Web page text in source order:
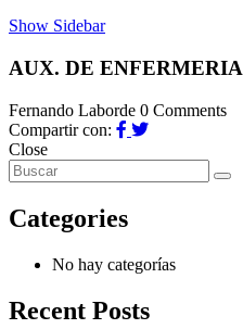
Show Sidebar
AUX. DE ENFERMERIA
Fernando Laborde 0 Comments
Compartir con:
Close
Categories
No hay categorías
Recent Posts